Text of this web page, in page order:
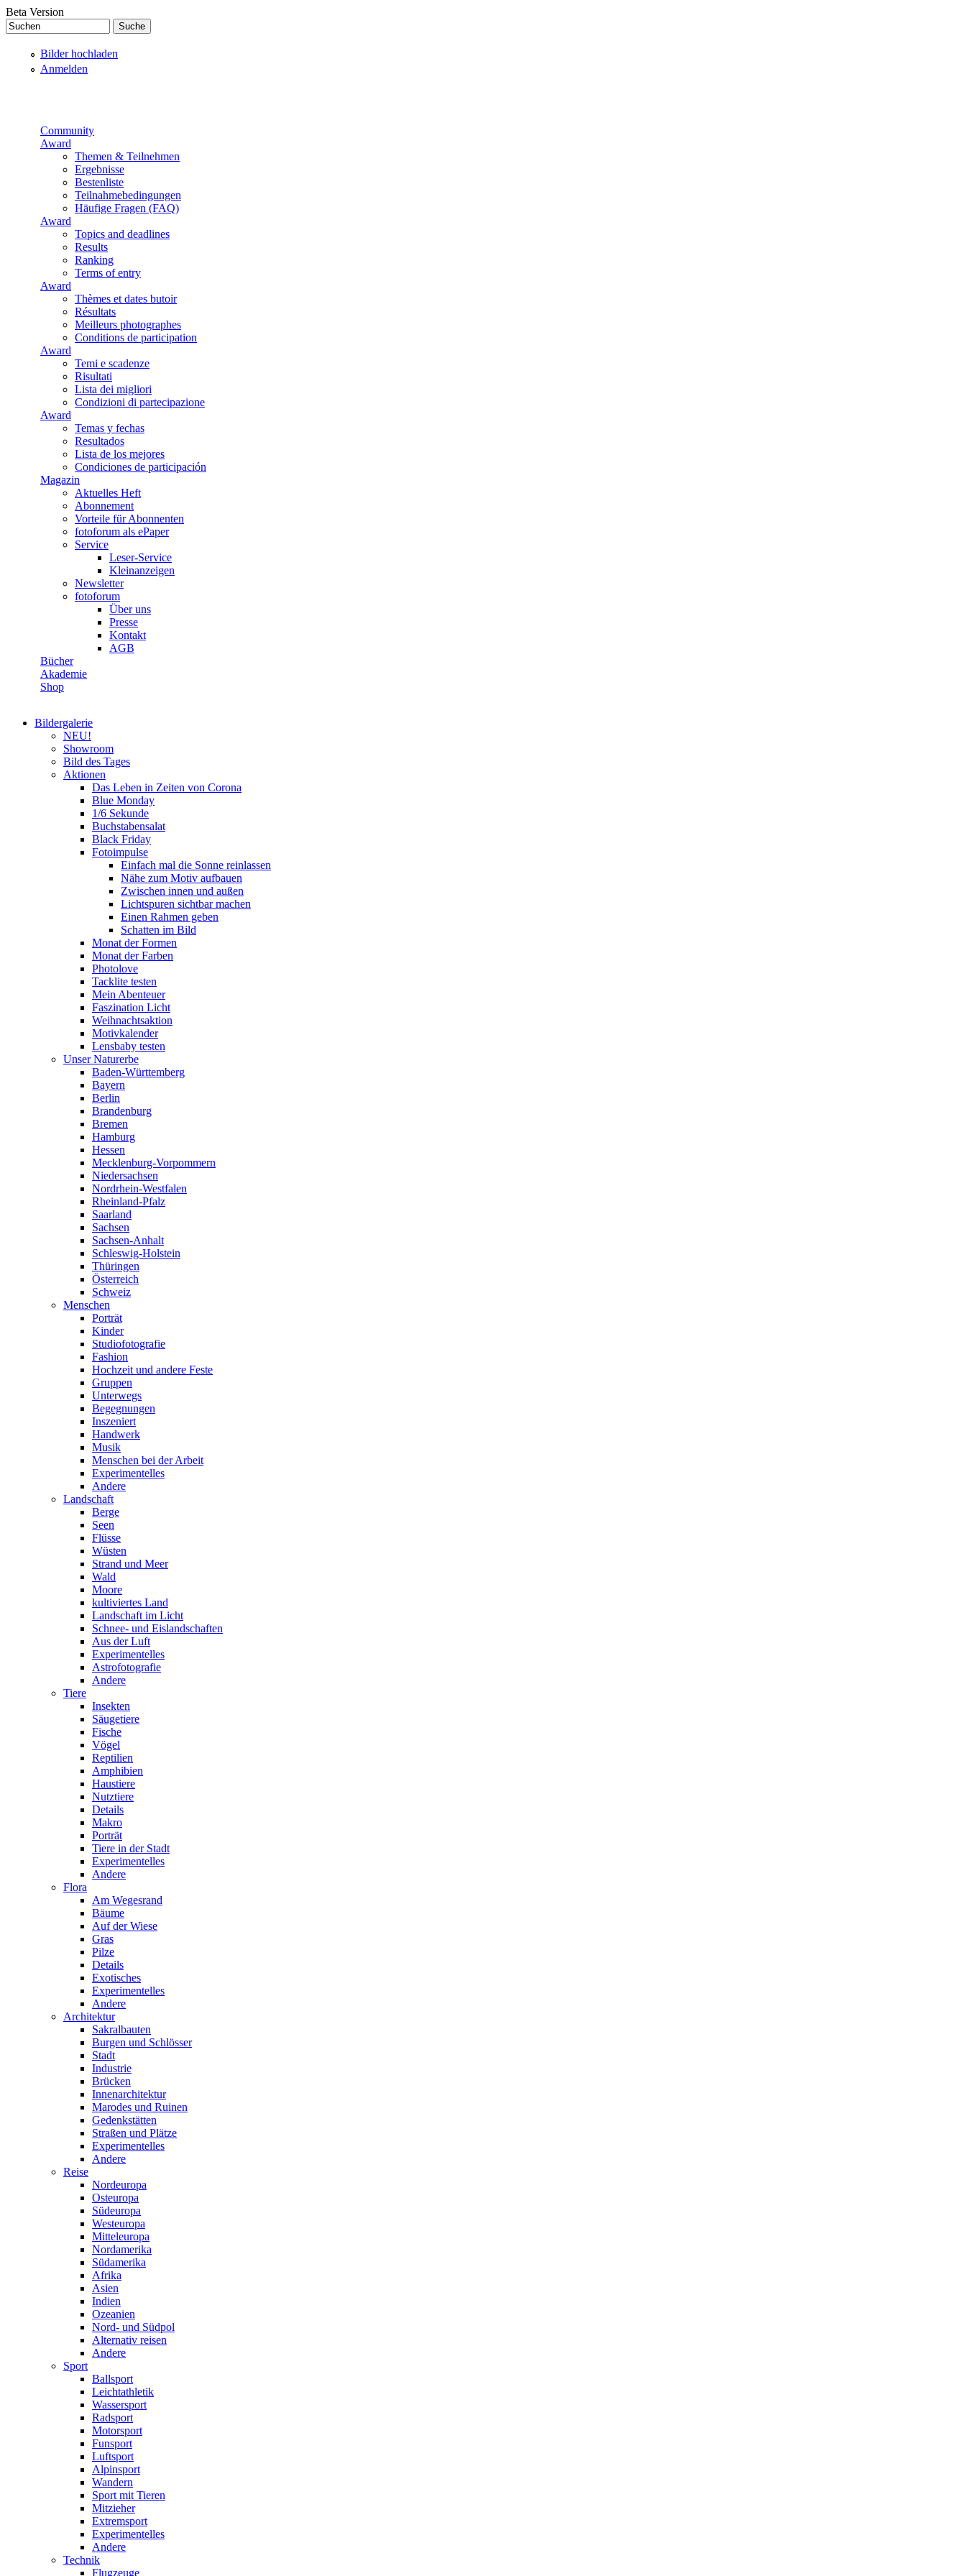
Direkt zum Inhalt
Beta Version
Suchen
Bilder hochladen
Anmelden
Community
Award
Themen & Teilnehmen
Ergebnisse
Bestenliste
Teilnahmebedingungen
Häufige Fragen (FAQ)
Award
Topics and deadlines
Results
Ranking
Terms of entry
Award
Thèmes et dates butoir
Résultats
Meilleurs photographes
Conditions de participation
Award
Temi e scadenze
Risultati
Lista dei migliori
Condizioni di partecipazione
Award
Temas y fechas
Resultados
Lista de los mejores
Condiciones de participación
Magazin
Aktuelles Heft
Abonnement
Vorteile für Abonnenten
fotoforum als ePaper
Service
Leser-Service
Kleinanzeigen
Newsletter
fotoforum
Über uns
Presse
Kontakt
AGB
Bücher
Akademie
Shop
Bildergalerie
NEU!
Showroom
Bild des Tages
Aktionen
Das Leben in Zeiten von Corona
Blue Monday
1/6 Sekunde
Buchstabensalat
Black Friday
Fotoimpulse
Einfach mal die Sonne reinlassen
Nähe zum Motiv aufbauen
Zwischen innen und außen
Lichtspuren sichtbar machen
Einen Rahmen geben
Schatten im Bild
Monat der Formen
Monat der Farben
Photolove
Tacklite testen
Mein Abenteuer
Faszination Licht
Weihnachtsaktion
Motivkalender
Lensbaby testen
Unser Naturerbe
Baden-Württemberg
Bayern
Berlin
Brandenburg
Bremen
Hamburg
Hessen
Mecklenburg-Vorpommern
Niedersachsen
Nordrhein-Westfalen
Rheinland-Pfalz
Saarland
Sachsen
Sachsen-Anhalt
Schleswig-Holstein
Thüringen
Österreich
Schweiz
Menschen
Porträt
Kinder
Studiofotografie
Fashion
Hochzeit und andere Feste
Gruppen
Unterwegs
Begegnungen
Inszeniert
Handwerk
Musik
Menschen bei der Arbeit
Experimentelles
Andere
Landschaft
Berge
Seen
Flüsse
Wüsten
Strand und Meer
Wald
Moore
kultiviertes Land
Landschaft im Licht
Schnee- und Eislandschaften
Aus der Luft
Experimentelles
Astrofotografie
Andere
Tiere
Insekten
Säugetiere
Fische
Vögel
Reptilien
Amphibien
Haustiere
Nutztiere
Details
Makro
Porträt
Tiere in der Stadt
Experimentelles
Andere
Flora
Am Wegesrand
Bäume
Auf der Wiese
Gras
Pilze
Details
Exotisches
Experimentelles
Andere
Architektur
Sakralbauten
Burgen und Schlösser
Stadt
Industrie
Brücken
Innenarchitektur
Marodes und Ruinen
Gedenkstätten
Straßen und Plätze
Experimentelles
Andere
Reise
Nordeuropa
Osteuropa
Südeuropa
Westeuropa
Mitteleuropa
Nordamerika
Südamerika
Afrika
Asien
Indien
Ozeanien
Nord- und Südpol
Alternativ reisen
Andere
Sport
Ballsport
Leichtathletik
Wassersport
Radsport
Motorsport
Funsport
Luftsport
Alpinsport
Wandern
Sport mit Tieren
Mitzieher
Extremsport
Experimentelles
Andere
Technik
Flugzeuge